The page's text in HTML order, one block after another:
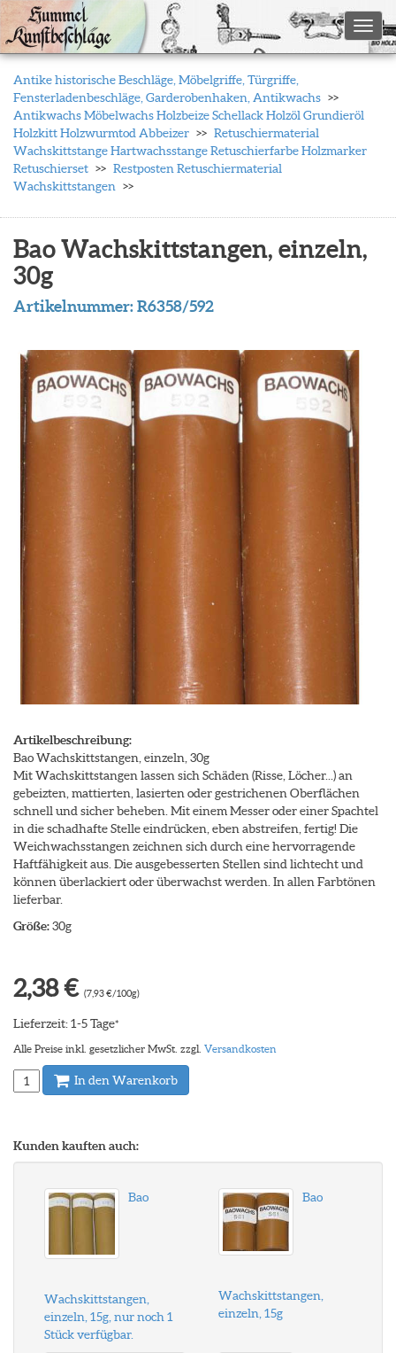
Antike historische Beschläge, Möbelgriffe, Türgriffe,
Fensterladenbeschläge, Garderobenhaken, Antikwachs
Antikwachs Möbelwachs Holzbeize Schellack Holzöl Grundieröl
Holzkitt Holzwurmtod Abbeizer
Retuschiermaterial
Wachskittstange Hartwachsstange Retuschierfarbe Holzmarker
Retuschierset
Restposten Retuschiermaterial
Wachskittstangen
Bao Wachskittstangen, einzeln,
30g
Artikelnummer:R6358/592
Artikelbeschreibung:
Bao Wachskittstangen, einzeln, 30g
Mit Wachskittstangen lassen sich Schäden (Risse, Löcher...) an
gebeizten, mattierten, lasierten oder gestrichenen Oberflächen
schnell und sicher beheben. Mit einem Messer oder einer Spachtel
in die schadhafte Stelle eindrücken, eben abstreifen, fertig! Die
Weichwachsstangen zeichnen sich durch eine hervorragende
Haftfähigkeit aus. Die ausgebesserten Stellen sind lichtecht und
können überlackiert oder überwachst werden. In allen Farbtönen
lieferbar.
Größe:30g
2,38 € (7,93 €/100g)
Lieferzeit: 1-5 Tage*
Alle Preise inkl. gesetzlicher MwSt. zzgl. Versandkosten
In den Warenkorb
Kunden kauften auch:
Bao
Wachskittstangen,
einzeln, 15g, nur noch 1
Stück verfügbar.
Bao
Wachskittstangen,
einzeln, 15g